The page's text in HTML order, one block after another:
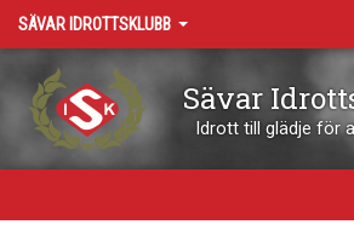
SÄVAR IDROTTSKLUBB
Sävar
Idrott till glädje för